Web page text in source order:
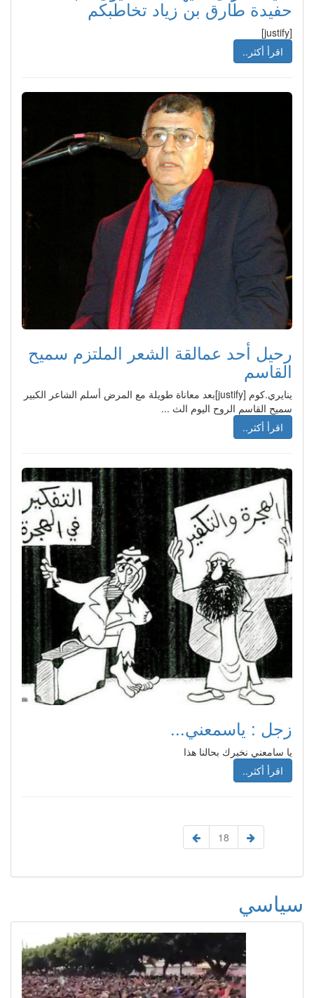
حفيدة طارق بن زياد تخاطبكم
اقرأ أكثر..
رحيل أحد عمالقة الشعر الملتزم سميح
القاسم
ينايري.كوم [justify]بعد معاناة طويلة مع المرض أسلم الشاعر الكبير
سميح القاسم الروح اليوم الث ...
اقرأ أكثر..
زجل : ياسمعني...
يا سامعني نخبرك بحالنا هذا
اقرأ أكثر..
سياسي